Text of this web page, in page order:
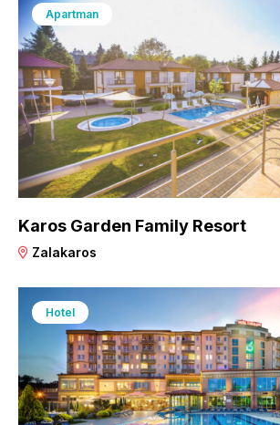
Apartman
Karos Garden Family Resort
Zalakaros
Hotel